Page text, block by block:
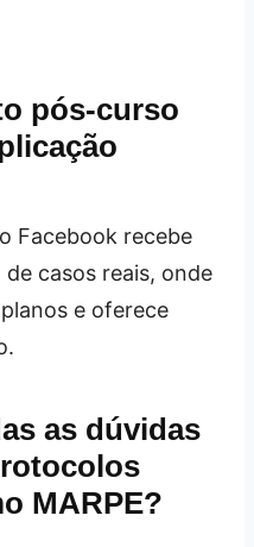
pós‑curso
Facebook recebe
casos reais, onde
e oferece
as dúvidas
MARPE?